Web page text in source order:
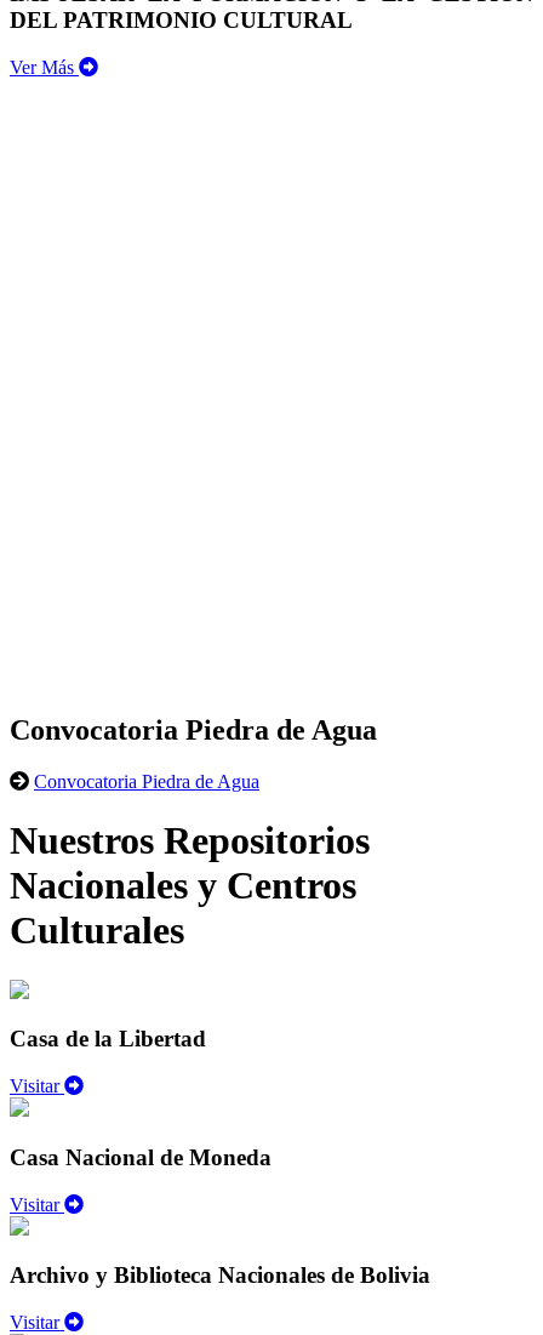
DEL PATRIMONIO CULTURAL
Ver Más
Convocatoria Piedra de Agua
Convocatoria Piedra de Agua
Nuestros Repositorios
Nacionales y Centros
Culturales
Casa de la Libertad
Visitar
Casa Nacional de Moneda
Visitar
Archivo y Biblioteca Nacionales de Bolivia
Visitar